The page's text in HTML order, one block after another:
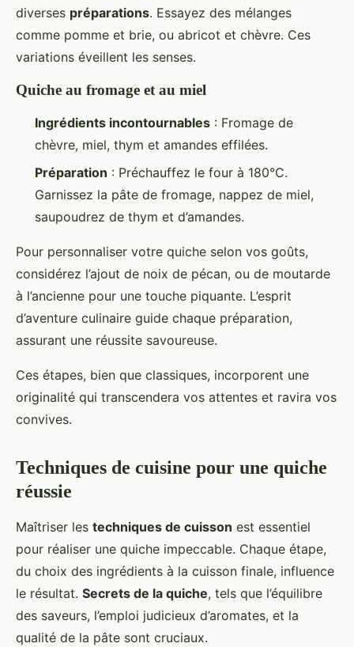
diverses préparations. Essayez des mélanges
comme pomme et brie, ou abricot et chèvre. Ces
variations éveillent les senses.
Quiche au fromage et au miel
Ingrédients incontournables : Fromage de
chèvre, miel, thym et amandes effilées.
Préparation : Préchauffez le four à 180°C.
Garnissez la pâte de fromage, nappez de miel,
saupoudrez de thym et d’amandes.
Pour personnaliser votre quiche selon vos goûts,
considérez l’ajout de noix de pécan, ou de moutarde
à l’ancienne pour une touche piquante. L’esprit
d’aventure culinaire guide chaque préparation,
assurant une réussite savoureuse.
Ces étapes, bien que classiques, incorporent une
originalité qui transcendera vos attentes et ravira vos
convives.
Techniques de cuisine pour une quiche
réussie
Maîtriser les techniques de cuisson est essentiel
pour réaliser une quiche impeccable. Chaque étape,
du choix des ingrédients à la cuisson finale, influence
le résultat. Secrets de la quiche, tels que l’équilibre
des saveurs, l’emploi judicieux d’aromates, et la
qualité de la pâte sont cruciaux.